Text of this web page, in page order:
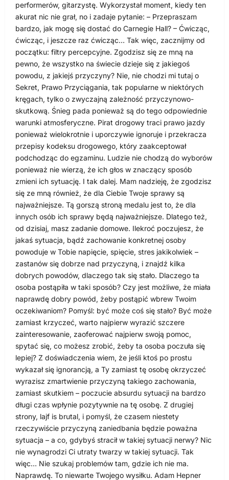
performerów, gitarzystę. Wykorzystał moment, kiedy ten
akurat nic nie grał, no i zadaje pytanie: – Przepraszam
bardzo, jak mogę się dostać do Carnegie Hall? – Ćwicząc,
ćwicząc, i jeszcze raz ćwicząc… Tak więc, zacznijmy od
początku: filtry percepcyjne. Zgodzisz się ze mną na
pewno, że wszystko na świecie dzieje się z jakiegoś
powodu, z jakiejś przyczyny? Nie, nie chodzi mi tutaj o
Sekret, Prawo Przyciągania, tak popularne w niektórych
kręgach, tylko o zwyczajną zależność przyczynowo-
skutkową. Śnieg pada ponieważ są do tego odpowiednie
warunki atmosferyczne. Pirat drogowy traci prawo jazdy
ponieważ wielokrotnie i uporczywie ignoruje i przekracza
przepisy kodeksu drogowego, który zaakceptował
podchodząc do egzaminu. Ludzie nie chodzą do wyborów
ponieważ nie wierzą, że ich głos w znaczący sposób
zmieni ich sytuację. I tak dalej. Mam nadzieję, że zgodzisz
się ze mną również, że dla Ciebie Twoje sprawy są
najważniejsze. Tą gorszą stroną medalu jest to, że dla
innych osób ich sprawy będą najważniejsze. Dlatego też,
od dzisiaj, masz zadanie domowe. Ilekroć poczujesz, że
jakaś sytuacja, bądź zachowanie konkretnej osoby
powoduje w Tobie napięcie, spięcie, stres jakikolwiek –
zastanów się dobrze nad przyczyną, i znajdź kilka
dobrych powodów, dlaczego tak się stało. Dlaczego ta
osoba postąpiła w taki sposób? Czy jest możliwe, że miała
naprawdę dobry powód, żeby postąpić wbrew Twoim
oczekiwaniom? Pomyśl: być może coś się stało? Być może
zamiast krzyczeć, warto najpierw wyrazić szczere
zainteresowanie, zaoferować najpierw swoją pomoc,
spytać się, co możesz zrobić, żeby ta osoba poczuła się
lepiej? Z doświadczenia wiem, że jeśli ktoś po prostu
wykazał się ignorancją, a Ty zamiast tę osobę okrzyczeć
wyrazisz zmartwienie przyczyną takiego zachowania,
zamiast skutkiem – poczucie absurdu sytuacji na bardzo
długi czas wpłynie pozytywnie na tę osobę. Z drugiej
strony, lajf is brutal, i pomyśl, że czasem niestety
rzeczywiście przyczyną zaniedbania będzie poważna
sytuacja – a co, gdybyś stracił w takiej sytuacji nerwy? Nic
nie wynagrodzi Ci utraty twarzy w takiej sytuacji. Tak
więc… Nie szukaj problemów tam, gdzie ich nie ma.
Naprawdę. To niewarte Twojego wysiłku. Adam Hepner